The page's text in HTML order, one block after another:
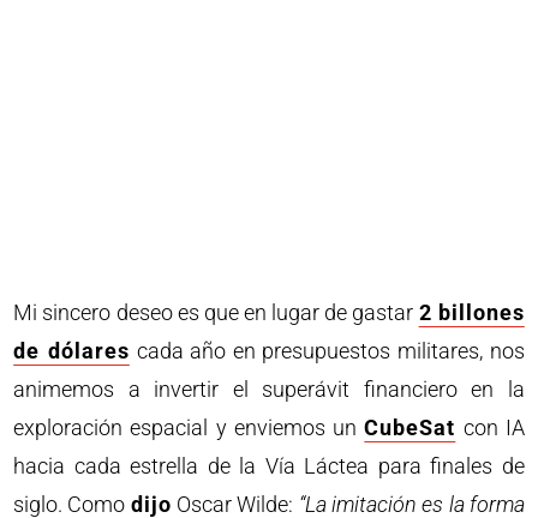
Mi sincero deseo es que en lugar de gastar 2 billones
de dólares cada año en presupuestos militares, nos
animemos a invertir el superávit financiero en la
exploración espacial y enviemos unCubeSat con IA
hacia cada estrella de la Vía Láctea para finales de
siglo. Como dijo Oscar Wilde: “La imitación es la forma